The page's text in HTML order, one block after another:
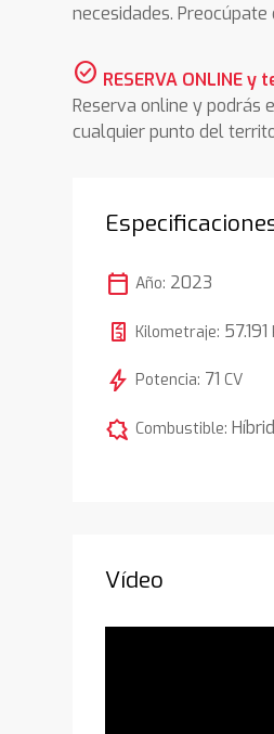
necesidades.
check_circle RESERVA ONLINE y
Reserva online y podrás
cualquier punto del
calendar_today Año: 2023
Kilometraje: 57.191
bolt Potencia: 71 CV
comic_bubble Combustible:
Vídeo